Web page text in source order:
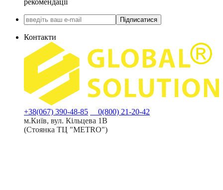
Підписатися
Контакти
+38(067) 390-48-85
0(800) 21-20-42
м.Київ, вул. Кільцева 1В
(Стоянка ТЦ "METRO")